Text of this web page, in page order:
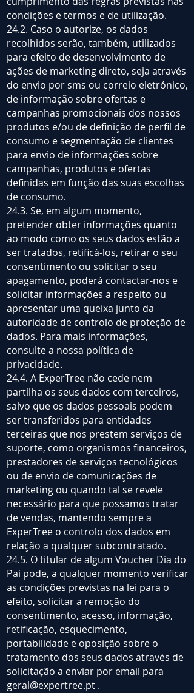
condições e termos e de utilização.
24.2. Caso o autorize, os dados
recolhidos serão, também, utilizados
para efeito de desenvolvimento de
ações de marketing direto, seja através
do envio por sms ou correio eletrónico,
de informação sobre ofertas e
campanhas promocionais dos nossos
produtos e/ou de definição de perfil de
consumo e segmentação de clientes
para envio de informações sobre
campanhas, produtos e ofertas
definidas em função das suas escolhas
de consumo.
24.3. Se, em algum momento,
pretender obter informações quanto
ao modo como os seus dados estão a
ser tratados, retificá-los, retirar o seu
consentimento ou solicitar o seu
apagamento, poderá contactar-nos e
solicitar informações a respeito ou
apresentar uma queixa junto da
autoridade de controlo de proteção de
dados. Para mais informações,
consulte a nossa política de
privacidade.
24.4. A ExperTree não cede nem
partilha os seus dados com terceiros,
salvo que os dados pessoais podem
ser transferidos para entidades
terceiras que nos prestem serviços de
suporte, como organismos financeiros,
prestadores de serviços tecnológicos
ou de envio de comunicações de
marketing ou quando tal se revele
necessário para que possamos tratar
de vendas, mantendo sempre a
ExperTree o controlo dos dados em
relação a qualquer subcontratado.
24.5. O titular de algum Voucher Dia do
Pai pode, a qualquer momento verificar
as condições previstas na lei para o
efeito, solicitar a remoção do
consentimento, acesso, informação,
retificação, esquecimento,
portabilidade e oposição sobre o
tratamento dos seus dados através de
solicitação a enviar por email para
geral@expertree.pt .